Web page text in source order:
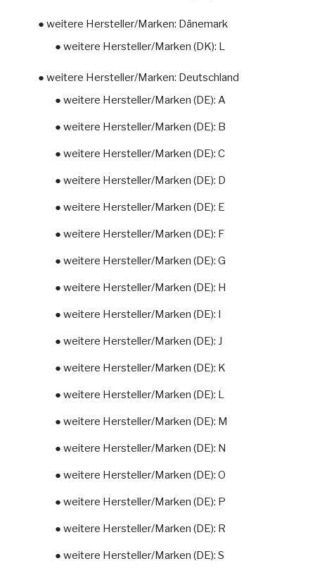
● weitere Hersteller/Marken: Dänemark
● weitere Hersteller/Marken (DK): L
● weitere Hersteller/Marken: Deutschland
● weitere Hersteller/Marken (DE): A
● weitere Hersteller/Marken (DE): B
● weitere Hersteller/Marken (DE): C
● weitere Hersteller/Marken (DE): D
● weitere Hersteller/Marken (DE): E
● weitere Hersteller/Marken (DE): F
● weitere Hersteller/Marken (DE): G
● weitere Hersteller/Marken (DE): H
● weitere Hersteller/Marken (DE): I
● weitere Hersteller/Marken (DE): J
● weitere Hersteller/Marken (DE): K
● weitere Hersteller/Marken (DE): L
● weitere Hersteller/Marken (DE): M
● weitere Hersteller/Marken (DE): N
● weitere Hersteller/Marken (DE): O
● weitere Hersteller/Marken (DE): P
● weitere Hersteller/Marken (DE): R
● weitere Hersteller/Marken (DE): S